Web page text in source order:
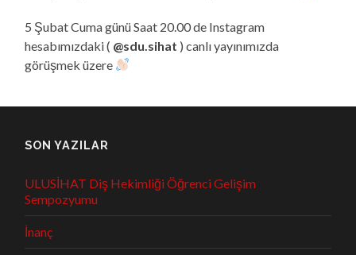
5 Şubat Cuma günü Saat 20.00 de Instagram
hesabımızdaki ( @sdu.sihat ) canlı yayınımızda
görüşmek üzere
SON YAZILAR
ULUSİHAT Diş Hekimliği Öğrenci Gelişim
Sempozyumu
İnanç